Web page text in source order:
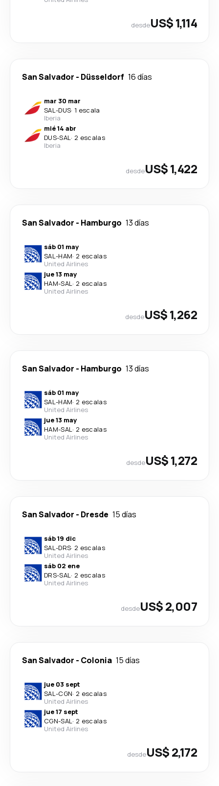
desdeUS$ 1,114
San Salvador - Düsseldorf 16 días
mar 30 mar
SAL-DUS· 1 escala
Iberia
mié 14 abr
DUS-SAL· 2 escalas
Iberia
desdeUS$ 1,422
San Salvador - Hamburgo 13 días
sáb 01 may
SAL-HAM· 2 escalas
United Airlines
jue 13 may
HAM-SAL· 2 escalas
United Airlines
desdeUS$ 1,262
San Salvador - Hamburgo 13 días
sáb 01 may
SAL-HAM· 2 escalas
United Airlines
jue 13 may
HAM-SAL· 2 escalas
United Airlines
desdeUS$ 1,272
San Salvador - Dresde 15 días
sáb 19 dic
SAL-DRS· 2 escalas
United Airlines
sáb 02 ene
DRS-SAL· 2 escalas
United Airlines
desdeUS$ 2,007
San Salvador - Colonia 15 días
jue 03 sept
SAL-CGN· 2 escalas
United Airlines
jue 17 sept
CGN-SAL· 2 escalas
United Airlines
desdeUS$ 2,172